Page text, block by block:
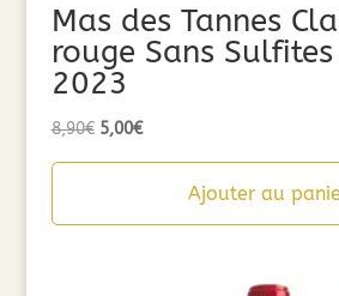
Mas des Tannes
rouge Sans
2023
8,90€ Le
5,00€Le
Ajouter au